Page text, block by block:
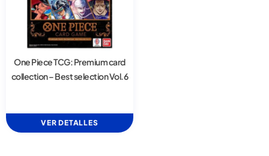
One Piece TCG: Premium card
collection – Best selection Vol.6
VER DETALLES